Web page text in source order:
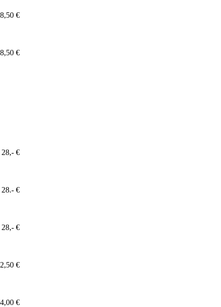
8,50 €
8,50 €
28,- €
28.- €
28,- €
€
€